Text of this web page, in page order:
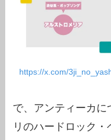
https://x.com/
で、アンティーカ
リのハードロック